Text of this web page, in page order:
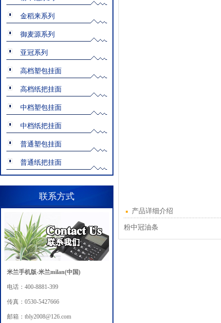
金稻来系列
御麦源系列
亚冠系列
高档塑包挂面
高档纸把挂面
中档塑包挂面
中档纸把挂面
普通塑包挂面
普通纸把挂面
联系方式
米兰手机版-米兰milan(中国)
电话：400-8881-399
传真：0530-5427666
邮箱：tbly2008@126.com
产品详细介绍
粉中冠油条